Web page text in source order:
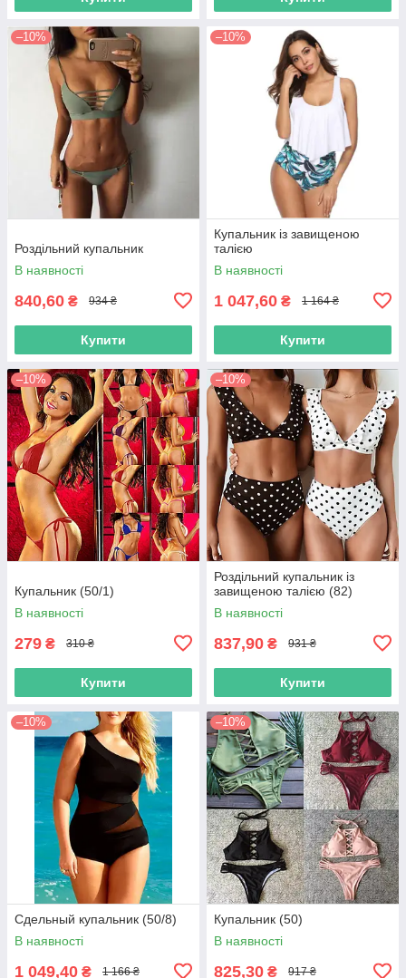
–10%
Роздільний купальник
В наявності
840,60 ₴ 934 ₴
Купити
–10%
Купальник із завищеною
талією
В наявності
1 047,60 ₴ 1 164 ₴
Купити
–10%
Купальник (50/1)
В наявності
279 ₴ 310 ₴
Купити
–10%
Роздільний купальник із
завищеною талією (82)
В наявності
837,90 ₴ 931 ₴
Купити
–10%
Сдельный купальник (50/8)
В наявності
1 049,40 ₴ 1 166 ₴
–10%
Купальник (50)
В наявності
825,30 ₴ 917 ₴